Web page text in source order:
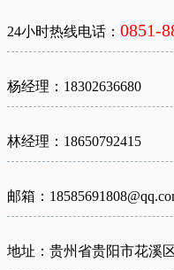
24小时热线电话： 0851-
杨经理：18302636680
林经理：18650792415
邮箱：
地址：贵州省贵阳市花溪